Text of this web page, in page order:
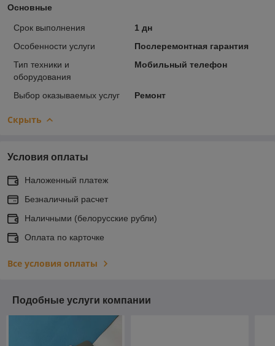
Основные
Срок выполнения
1 дн
Особенности услуги
Послеремонтная гарантия
Тип техники и
оборудования
Мобильный телефон
Выбор оказываемых услуг Ремонт
Скрыть
Условия оплаты
Наложенный платеж
Безналичный расчет
Наличными (белорусские рубли)
Оплата по карточке
Все условия оплаты
Подобные услуги компании